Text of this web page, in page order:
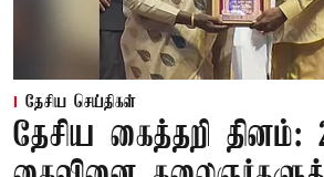
தேசிய செய்திகள்
தேசிய கைத்தறி தினம்: